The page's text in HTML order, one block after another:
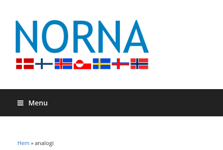
Menu
Du är här
Hem » analogi